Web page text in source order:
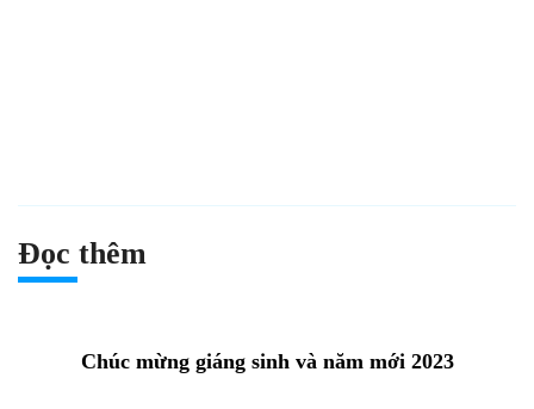
Đọc thêm
Chúc mừng giáng sinh và năm mới 2023